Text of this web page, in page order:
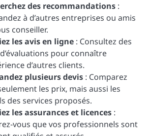
des recommandations :
à d’autres entreprises ou amis
conseiller.
les avis en ligne : Consultez des
pour connaître
d’autres clients.
plusieurs devis : Comparez
les prix, mais aussi les
des services proposés.
les assurances et licences :
vous que vos professionnels sont